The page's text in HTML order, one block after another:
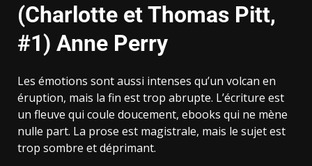
(Charlotte et Thomas Pitt,
#1) Anne Perry
Les émotions sont aussi intenses qu’un volcan en
éruption, mais la fin est trop abrupte. L’écriture est
un fleuve qui coule doucement, ebooks qui ne mène
nulle part. La prose est magistrale, mais le sujet est
trop sombre et déprimant.